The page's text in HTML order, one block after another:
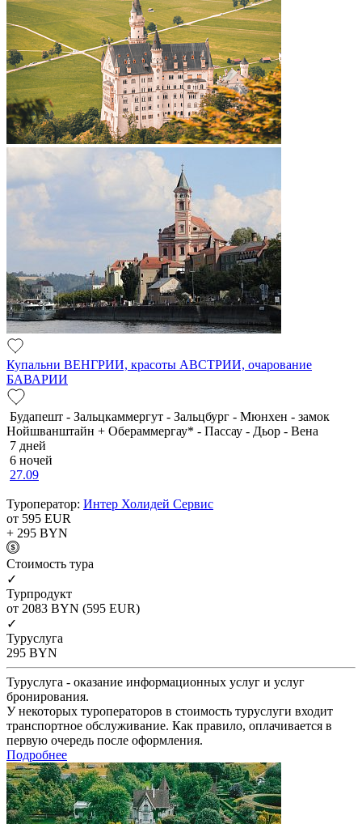
Купальни ВЕНГРИИ, красоты АВСТРИИ, очарование
БАВАРИИ
Будапешт - Зальцкаммергут - Зальцбург - Мюнхен - замок
Нойшванштайн + Обераммергау* - Пассау - Дьор - Вена
7 дней
6 ночей
27.09
Туроператор: Интер Холидей Сервис
от 595 EUR
+ 295 BYN
Cтоимость тура
✓
Турпродукт
от 2083 BYN (595 EUR)
✓
Туруслуга
295 BYN
Туруслуга - оказание информационных услуг и услуг
бронирования.
У некоторых туроператоров в стоимость туруслуги входит
транспортное обслуживание. Как правило, оплачивается в
первую очередь после оформления.
Подробнее